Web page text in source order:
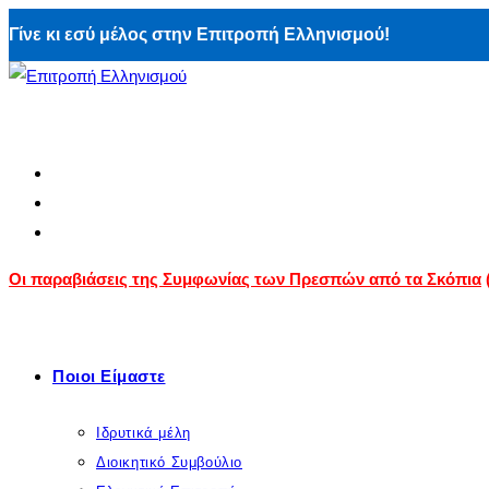
Skip
content
Γίνε κι εσύ μέλος στην Επιτροπή Ελληνισμού!
Οι παραβιάσεις της Συμφωνίας των Πρεσπών από τα Σκόπια
Ποιοι Είμαστε
Ιδρυτικά μέλη
Διοικητικό Συμβούλιο